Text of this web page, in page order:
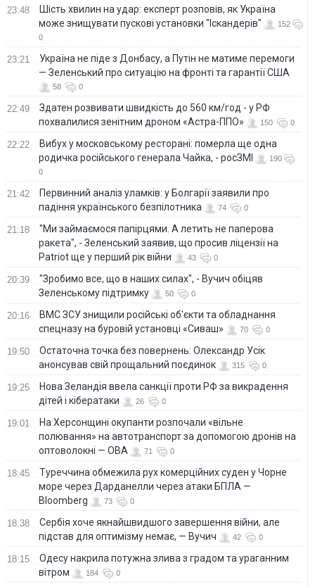
23:48
Шість хвилин на удар: експерт розповів, як Україна
може знищувати пускові установки "Іскандерів"
152
0
23:21
Україна не піде з Донбасу, а Путін не матиме перемоги
— Зеленський про ситуацію на фронті та гарантії США
58 0
22:49
Здатен розвивати швидкість до 560 км/год - у РФ
похвалилися зенітним дроном «Астра-ППО»
150 0
22:22
Вибух у московському ресторані: померла ще одна
родичка російського генерала Чайка, - росЗМІ
190
0
21:42
Первинний аналіз уламків: у Болгарії заявили про
падіння українського безпілотника
74 0
21:18
"Ми займаємося папірцями. А летить не паперова
ракета", - Зеленський заявив, що просив ліцензії на
Patriot ще у перший рік війни
43 0
20:39
"Зробимо все, що в наших силах", - Вучич обіцяв
Зеленському підтримку
50 0
20:16
ВМС ЗСУ знищили російські об'єкти та обладнання
спецназу на буровій установці «Сиваш»
70 0
19:50
Остаточна точка без повернень: Олександр Усік
анонсував свій прощальний поєдинок
315 0
19:25
Нова Зеландія ввела санкції проти РФ за викрадення
дітей і кібератаки
26 0
19:01
На Херсонщині окупанти розпочали «вільне
полювання» на автотранспорт за допомогою дронів на
оптоволокні — ОВА
71 0
18:45
Туреччина обмежила рух комерційних суден у Чорне
море через Дарданелли через атаки БПЛА —
Bloomberg
73 0
18:38
Сербія хоче якнайшвидшого завершення війни, але
підстав для оптимізму немає, — Вучич
42 0
18:15
Одесу накрила потужна злива з градом та ураганним
вітром
184 0